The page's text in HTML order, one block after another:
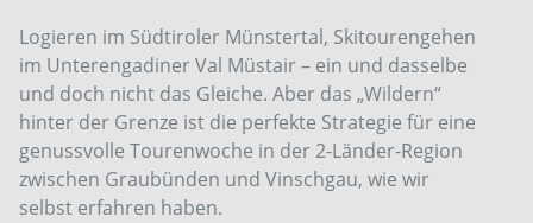
Logieren im Südtiroler Münstertal, Skitourengehen
im Unterengadiner Val Müstair – ein und dasselbe
und doch nicht das Gleiche. Aber das „Wildern“
hinter der Grenze ist die perfekte Strategie für eine
genussvolle Tourenwoche in der 2-Länder-Region
zwischen Graubünden und Vinschgau, wie wir
selbst erfahren haben.